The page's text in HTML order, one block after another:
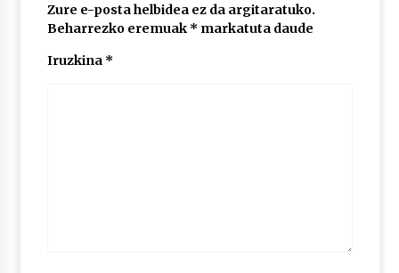
SOINUGELA: Paul McCartney eta Ringo Starr-en
Zure e-posta helbidea ez da argitaratuko.
Beharrezko eremuak * markatuta daude
Iruzkina *